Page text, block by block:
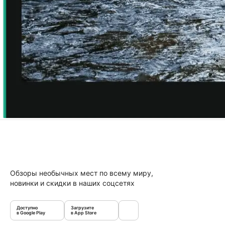
Обзоры необычных мест по всему миру,
новинки и скидки в наших соцсетях
Доступно
в Google Play
Загрузите
в App Store